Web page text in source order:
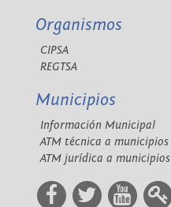
Organismos
CIPSA
REGTSA
Municipios
Información Municipal
ATM técnica a municipios
ATM jurídica a municipios